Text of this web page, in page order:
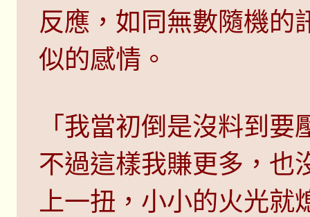
反應，如同無數隨機的
似的感情。
「我當初倒是沒料到
不過這樣我賺更多，也
上一扭，小小的火光就